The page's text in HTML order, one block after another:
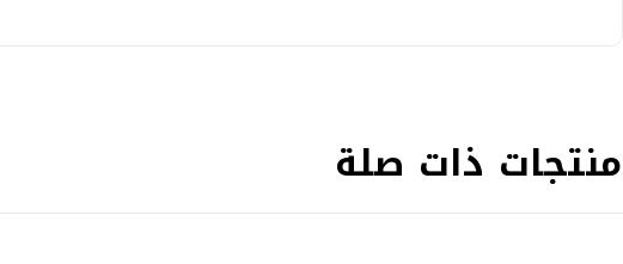
منتجات ذات صلة